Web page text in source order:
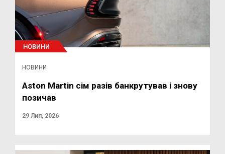
НОВИНИ
НОВИНИ
Aston Martin сім разів банкрутував і знову
позичав
29 Лип, 2026